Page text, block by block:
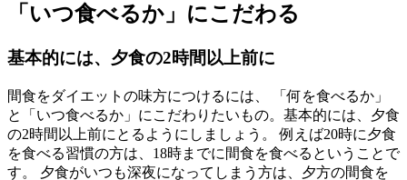
「いつ食べるか」にこだわる
基本的には、夕食の2時間以上前に
間食をダイエットの味方につけるには、 「何を食べるか」
と「いつ食べるか」にこだわりたいもの。基本的には、夕食
の2時間以上前にとるようにしましょう。 例えば20時に夕食
を食べる習慣の方は、18時までに間食を食べるということで
す。 夕食がいつも深夜になってしまう方は、夕方の間食を